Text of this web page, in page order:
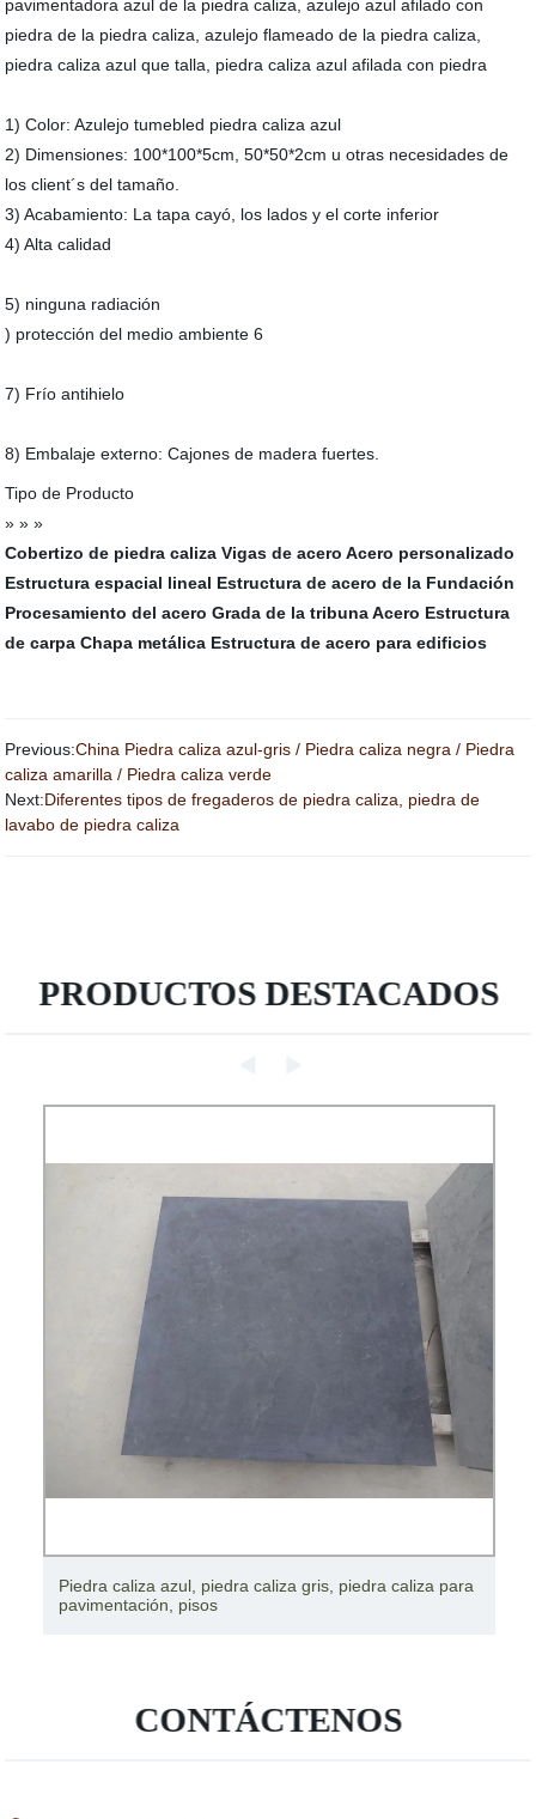
pavimentadora azul de la piedra caliza, azulejo azul afilado con
piedra de la piedra caliza, azulejo flameado de la piedra caliza,
piedra caliza azul que talla, piedra caliza azul afilada con piedra
1) Color: Azulejo tumebled piedra caliza azul
2) Dimensiones: 100*100*5cm, 50*50*2cm u otras necesidades de
los client´s del tamaño.
3) Acabamiento: La tapa cayó, los lados y el corte inferior
4) Alta calidad
5) ninguna radiación
) protección del medio ambiente 6
7) Frío antihielo
8) Embalaje externo: Cajones de madera fuertes.
Tipo de Producto
» » »
Cobertizo de piedra caliza Vigas de acero Acero personalizado
Estructura espacial lineal Estructura de acero de la Fundación
Procesamiento del acero Grada de la tribuna Acero Estructura
de carpa Chapa metálica Estructura de acero para edificios
Previous:China Piedra caliza azul-gris / Piedra caliza negra / Piedra
caliza amarilla / Piedra caliza verde
Next:Diferentes tipos de fregaderos de piedra caliza, piedra de
lavabo de piedra caliza
PRODUCTOS DESTACADOS
Piedra caliza azul, piedra caliza gris, piedra caliza para
pavimentación, pisos
CONTÁCTENOS